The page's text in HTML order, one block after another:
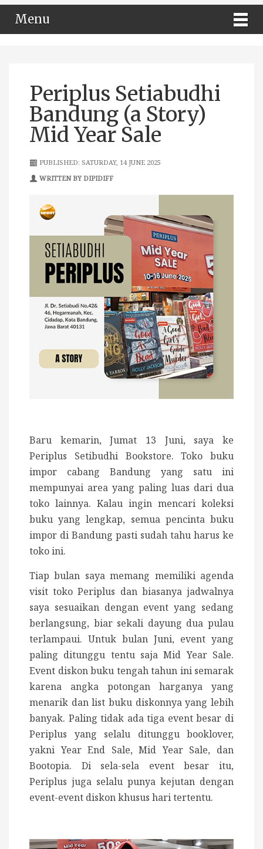
Menu
Periplus Setiabudhi
Bandung (a Story)
Mid Year Sale
PUBLISHED: SATURDAY, 14 JUNE 2025
WRITTEN BY DIPIDIFF
Baru kemarin, Jumat 13 Juni, saya ke
Periplus Setibudhi Bookstore. Toko buku
impor cabang Bandung yang satu ini
mempunyai area yang paling luas dari dua
toko lainnya. Kalau ingin mencari koleksi
buku yang lengkap, semua pencinta buku
impor di Bandung pasti sudah tahu harus ke
toko ini.
Tiap bulan saya memang memiliki agenda
visit toko Periplus dan biasanya jadwalnya
saya sesuaikan dengan event yang sedang
berlangsung, biar sekali dayung dua pulau
terlampaui. Untuk bulan Juni, event yang
paling ditunggu tentu saja Mid Year Sale.
Event diskon buku tengah tahun ini semarak
karena angka potongan harganya yang
menarik dan list buku diskonnya yang lebih
banyak. Paling tidak ada tiga event besar di
Periplus yang selalu ditunggu booklover,
yakni Year End Sale, Mid Year Sale, dan
Bootopia. Di sela-sela event besar itu,
Periplus juga selalu punya kejutan dengan
event-event diskon khusus hari tertentu.